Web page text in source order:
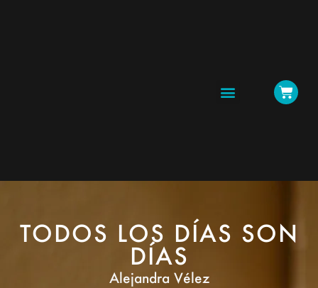
TODOS LOS DÍAS SON
DÍAS
Alejandra Vélez